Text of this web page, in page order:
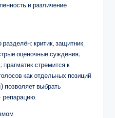
и различение
критик, защитник,
оценочные суждения;
прагматик стремится к
как отдельных позиций
позволяет выбрать
репарацию.